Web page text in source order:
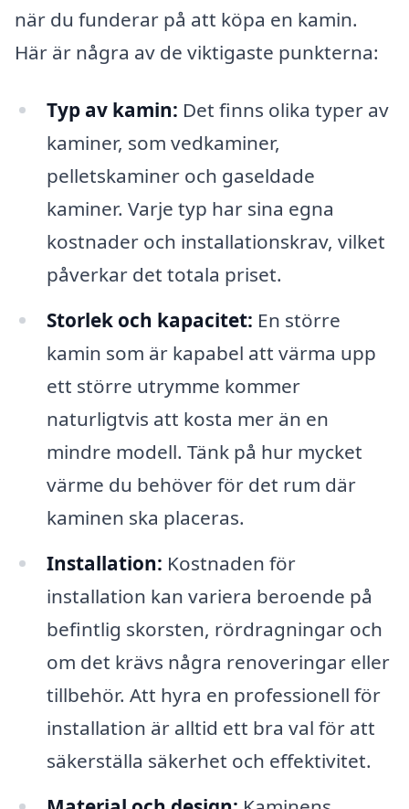
när du funderar på att köpa en kamin.
Här är några av de viktigaste punkterna:
Typ av kamin: Det finns olika typer av
kaminer, som vedkaminer,
pelletskaminer och gaseldade
kaminer. Varje typ har sina egna
kostnader och installationskrav, vilket
påverkar det totala priset.
Storlek och kapacitet: En större
kamin som är kapabel att värma upp
ett större utrymme kommer
naturligtvis att kosta mer än en
mindre modell. Tänk på hur mycket
värme du behöver för det rum där
kaminen ska placeras.
Installation: Kostnaden för
installation kan variera beroende på
befintlig skorsten, rördragningar och
om det krävs några renoveringar eller
tillbehör. Att hyra en professionell för
installation är alltid ett bra val för att
säkerställa säkerhet och effektivitet.